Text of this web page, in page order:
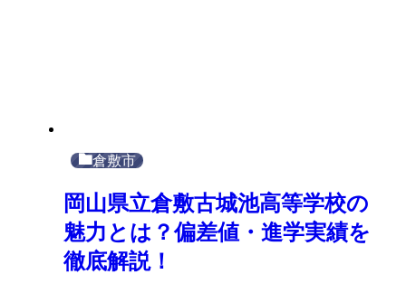
倉敷市
岡山県立倉敷古城池高等学校の
魅力とは？偏差値・進学実績を
徹底解説！